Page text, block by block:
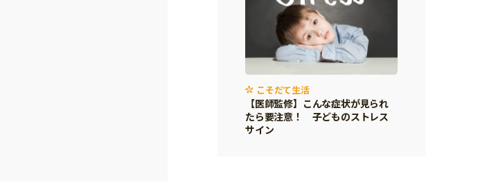
こそだて生活
【医師監修】こんな症状が見られ
たら要注意！ 子どものストレス
サイン